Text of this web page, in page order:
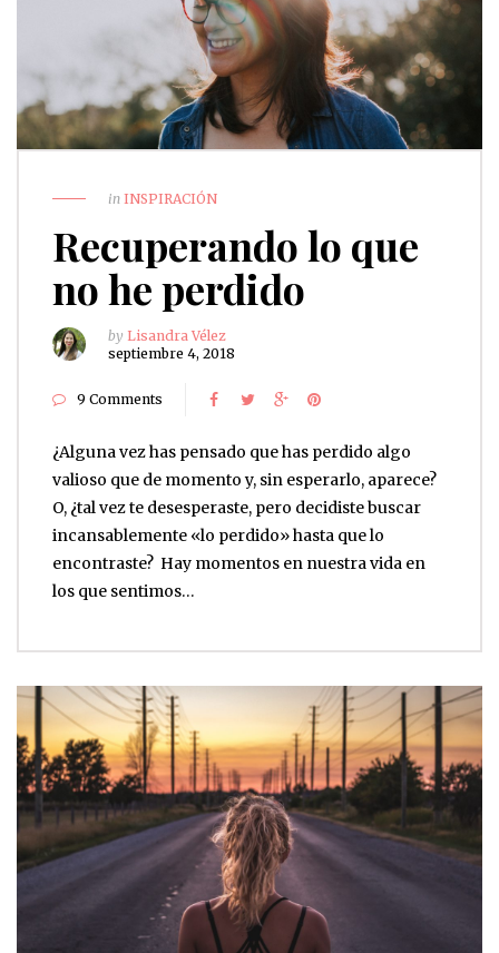
in INSPIRACIÓN
Recuperando lo que
no he perdido
by Lisandra Vélez
septiembre 4, 2018
9 Comments
¿Alguna vez has pensado que has perdido algo
valioso que de momento y, sin esperarlo, aparece?
O, ¿tal vez te desesperaste, pero decidiste buscar
incansablemente «lo perdido» hasta que lo
encontraste? Hay momentos en nuestra vida en
los que sentimos…